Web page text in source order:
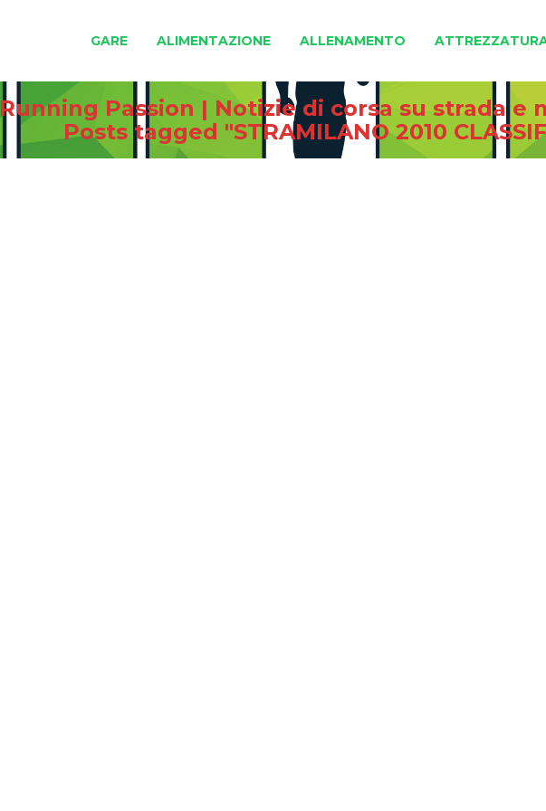
GARE ALIMENTAZIONE ALLENAMENTO
Running Passion | Notizie di corsa su strada e
Posts tagged "STRAMILANO 2010